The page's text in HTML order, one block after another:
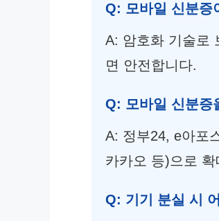
Q: 모바일 신분증
A: 암호화 기술로
면 안전합니다.
Q: 모바일 신분증
A: 정부24, e아포
카카오 등)으로
Q: 기기 분실 시